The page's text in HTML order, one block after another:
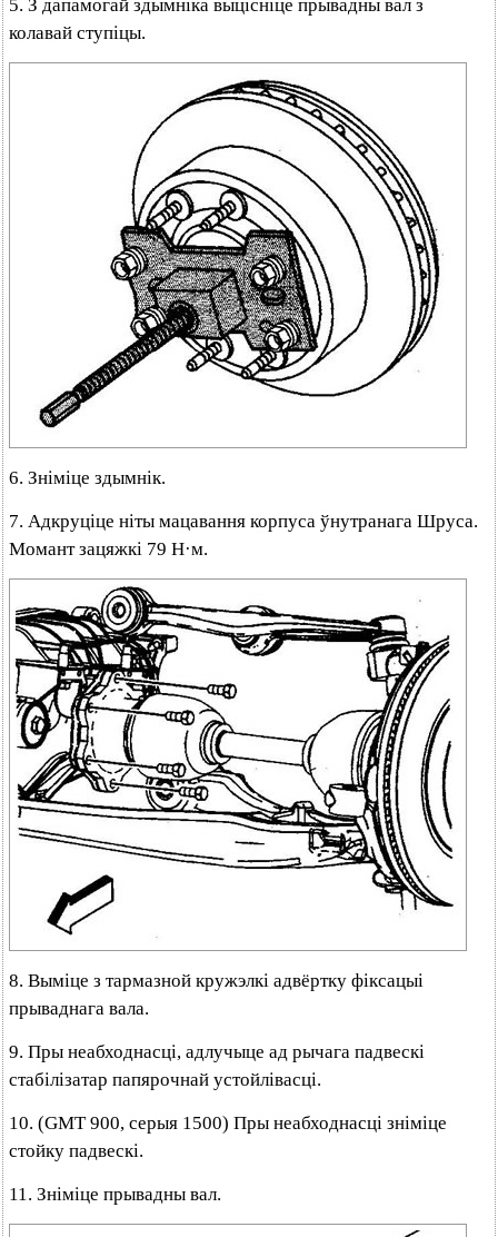
5. З дапамогай здымніка выцісніце прывадны вал з
колавай ступіцы.
6. Зніміце здымнік.
7. Адкруціце ніты мацавання корпуса ўнутранага Шруса.
Момант зацяжкі 79 Н·м.
8. Выміце з тармазной кружэлкі адвёртку фіксацыі
прываднага вала.
9. Пры неабходнасці, адлучыце ад рычага падвескі
стабілізатар папярочнай устойлівасці.
10. (GMT 900, серыя 1500) Пры неабходнасці зніміце
стойку падвескі.
11. Зніміце прывадны вал.